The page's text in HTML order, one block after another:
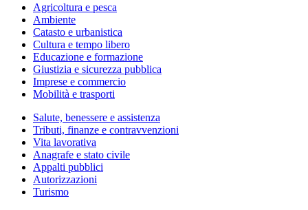
Agricoltura e pesca
Ambiente
Catasto e urbanistica
Cultura e tempo libero
Educazione e formazione
Giustizia e sicurezza pubblica
Imprese e commercio
Mobilità e trasporti
Salute, benessere e assistenza
Tributi, finanze e contravvenzioni
Vita lavorativa
Anagrafe e stato civile
Appalti pubblici
Autorizzazioni
Turismo